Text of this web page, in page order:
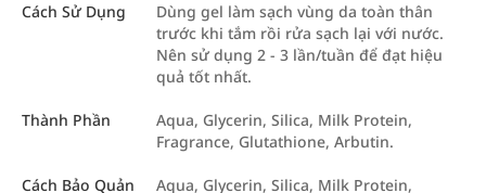
Cách Sử Dụng
Dùng gel làm sạch vùng da toàn thân
trước khi tắm rồi rửa sạch lại với nước.
Nên sử dụng 2 - 3 lần/tuần để đạt hiệu
quả tốt nhất.
Thành Phần
Aqua, Glycerin, Silica, Milk Protein,
Fragrance, Glutathione, Arbutin.
Cách Bảo Quản Aqua, Glycerin, Silica, Milk Protein,